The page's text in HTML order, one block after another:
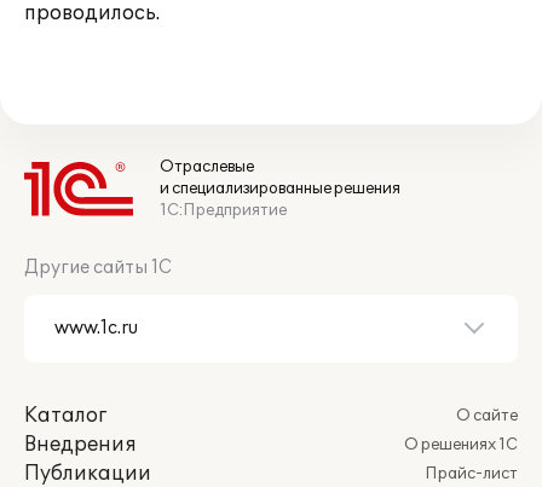
проводилось.
Отраслевые
и специализированные решения
1С:Предприятие
Другие сайты 1С
Каталог
Внедрения
Публикации
О сайте
О решениях 1С
Прайс-лист